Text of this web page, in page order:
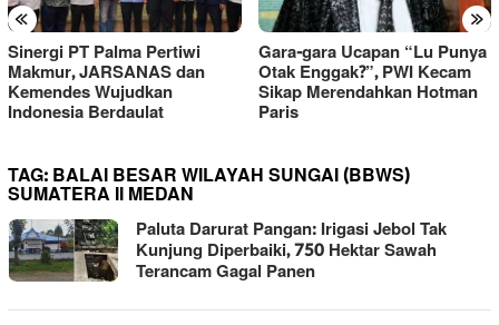
« »
Sinergi PT Palma Pertiwi
Makmur, JARSANAS dan
Kemendes Wujudkan
Indonesia Berdaulat
Gara-gara Ucapan “Lu Punya
Otak Enggak?”, PWI Kecam
Sikap Merendahkan Hotman
Paris
TAG:BALAI BESAR WILAYAH SUNGAI (BBWS)
SUMATERA II MEDAN
Paluta Darurat Pangan: Irigasi Jebol Tak
Kunjung Diperbaiki, 750 Hektar Sawah
Terancam Gagal Panen